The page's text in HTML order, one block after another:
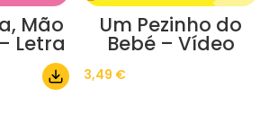
Mão
Letra
Um Pezinho do
Bebé – Vídeo
3,49 €